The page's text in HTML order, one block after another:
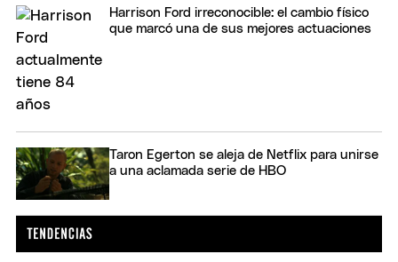
Harrison Ford irreconocible: el cambio físico
que marcó una de sus mejores actuaciones
Taron Egerton se aleja de Netflix para unirse
a una aclamada serie de HBO